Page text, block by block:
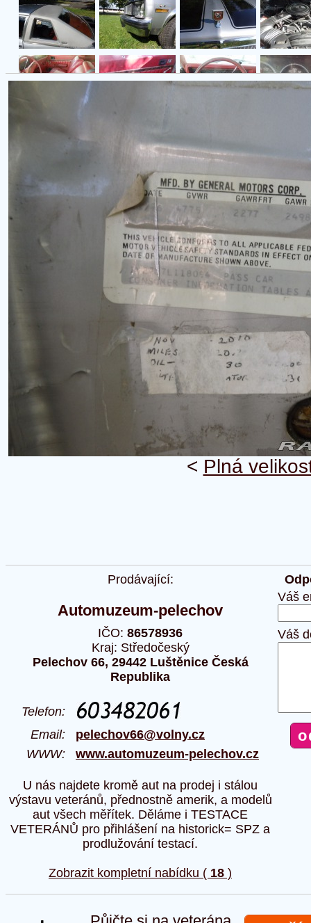
< Plná
Prodávající:
Automuzeum-pelechov
IČO: 86578936
Kraj: Středočeský
Pelechov 66, 29442 Luštěnice Česká
Republika
Telefon:
Email: pelechov66@volny.cz
WWW: www.automuzeum-pelechov.cz
U nás najdete kromě aut na prodej i stálou
výstavu veteránů, přednostně amerik, a modelů
aut všech měřítek. Děláme i TESTACE
VETERÁNŮ pro přihlášení na historick= SPZ a
prodlužování testací.
Zobrazit kompletní nabídku ( 18 )
Váš
Váš